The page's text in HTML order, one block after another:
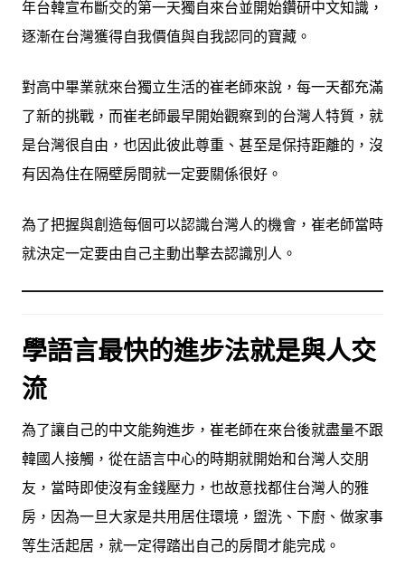
年台韓宣布斷交的第一天獨自來台並開始鑽研中文知識，
逐漸在台灣獲得自我價值與自我認同的寶藏。
對高中畢業就來台獨立生活的崔老師來說，每一天都充滿
了新的挑戰，而崔老師最早開始觀察到的台灣人特質，就
是台灣很自由，也因此彼此尊重、甚至是保持距離的，沒
有因為住在隔壁房間就一定要關係很好。
為了把握與創造每個可以認識台灣人的機會，崔老師當時
就決定一定要由自己主動出擊去認識別人。
學語言最快的進步法就是與人交
流
為了讓自己的中文能夠進步，崔老師在來台後就盡量不跟
韓國人接觸，從在語言中心的時期就開始和台灣人交朋
友，當時即使沒有金錢壓力，也故意找都住台灣人的雅
房，因為一旦大家是共用居住環境，盥洗、下廚、做家事
等生活起居，就一定得踏出自己的房間才能完成。